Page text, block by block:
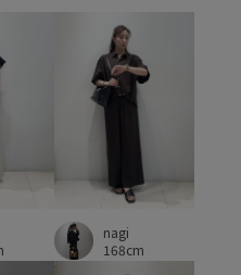
nagi
168cm